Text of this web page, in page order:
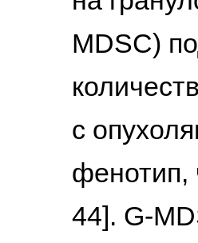
MDSC)
с
фенотип,
44]. G-